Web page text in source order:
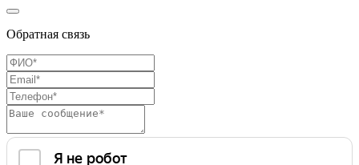
Обратная связь